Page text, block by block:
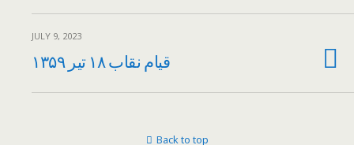
JULY 9, 2023
قیام نقاب ۱۸ تیر ۱۳۵۹
Back to top